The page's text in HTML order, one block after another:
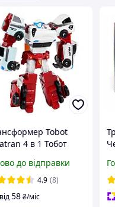
Tobot
4 в 1 Тобот
до відправки
4.9 (8)
від58₴/міс